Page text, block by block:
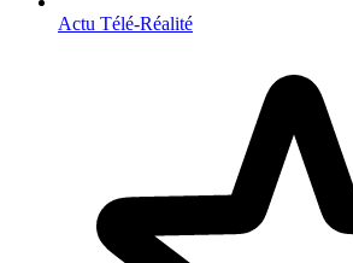
Actu Télé-Réalité